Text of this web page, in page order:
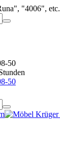
"4006", etc.
50
50